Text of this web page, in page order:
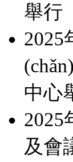
舉行
2025
中心
2025
及會